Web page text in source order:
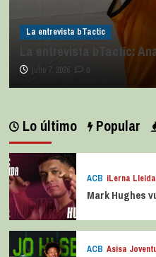
La entrevista bTactic
La entrevista bTactic:
julio 7, 2026 0
Lo último Popular
ACB iLerna Lleida
Mark Hughes
ACB Asisa